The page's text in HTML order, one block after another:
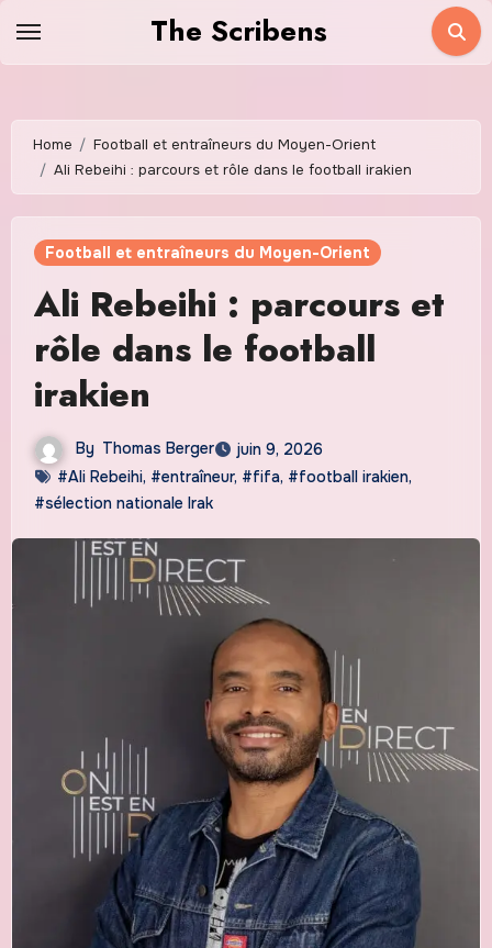
The Scribens
Home
Football et entraîneurs du Moyen-Orient
Ali Rebeihi : parcours et rôle dans le football irakien
Football et entraîneurs du Moyen-Orient
Ali Rebeihi : parcours et
rôle dans le football
irakien
By Thomas Berger
juin 9, 2026
#Ali Rebeihi, #entraîneur, #fifa, #football irakien,
#sélection nationale Irak